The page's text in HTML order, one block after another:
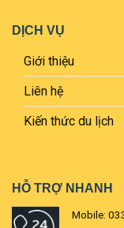
DỊCH VỤ
Giới thiệu
Liên hệ
Kiến thức du lịch
HỖ TRỢ NHANH
Mobile: